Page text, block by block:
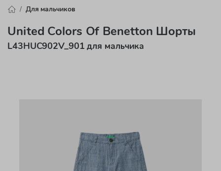
Для мальчиков
United Colors Of Benetton Шорты
L43HUC902V_901 для мальчика